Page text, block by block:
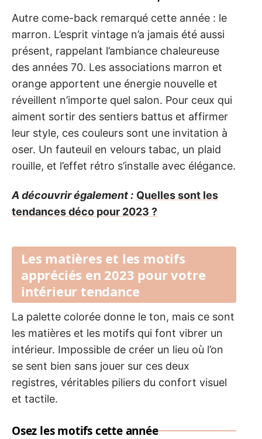
Autre come-back remarqué cette année : le
marron. L’esprit vintage n’a jamais été aussi
présent, rappelant l’ambiance chaleureuse
des années 70. Les associations marron et
orange apportent une énergie nouvelle et
réveillent n’importe quel salon. Pour ceux qui
aiment sortir des sentiers battus et affirmer
leur style, ces couleurs sont une invitation à
oser. Un fauteuil en velours tabac, un plaid
rouille, et l’effet rétro s’installe avec élégance.
A découvrir également : Quelles sont les
tendances déco pour 2023 ?
Les matières et les motifs
appréciés en 2023 pour votre
intérieur tendance
La palette colorée donne le ton, mais ce sont
les matières et les motifs qui font vibrer un
intérieur. Impossible de créer un lieu où l’on
se sent bien sans jouer sur ces deux
registres, véritables piliers du confort visuel
et tactile.
Osez les motifs cette année